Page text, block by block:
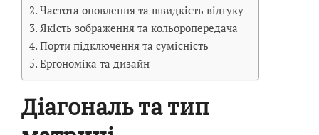
Частота оновлення та швидкість відгуку
Якість зображення та кольоропередача
Порти підключення та сумісність
Ергономіка та дизайн
Діагональ та тип